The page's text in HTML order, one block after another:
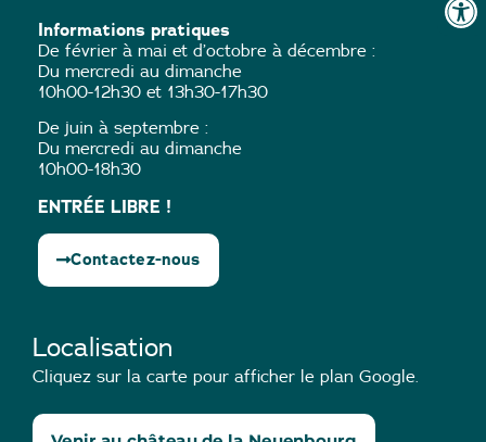
Informations pratiques
De février à mai et d’octobre à décembre :
Du mercredi au dimanche
10h00-12h30 et 13h30-17h30
De juin à septembre :
Du mercredi au dimanche
10h00-18h30
ENTRÉE LIBRE !
Contactez-nous
Localisation
Cliquez sur la carte pour afficher le plan Google.